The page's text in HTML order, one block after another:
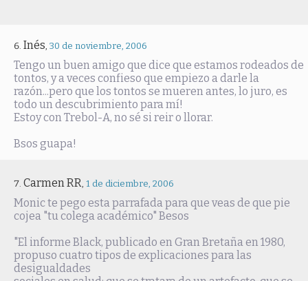
Inés, 30 de noviembre, 2006
Tengo un buen amigo que dice que estamos rodeados de
tontos, y a veces confieso que empiezo a darle la
razón...pero que los tontos se mueren antes, lo juro, es
todo un descubrimiento para mí!
Estoy con Trebol-A, no sé si reir o llorar.
Bsos guapa!
Carmen RR, 1 de diciembre, 2006
Monic te pego esta parrafada para que veas de que pie
cojea "tu colega académico" Besos
"El informe Black, publicado en Gran Bretaña en 1980,
propuso cuatro tipos de explicaciones para las
desigualdades